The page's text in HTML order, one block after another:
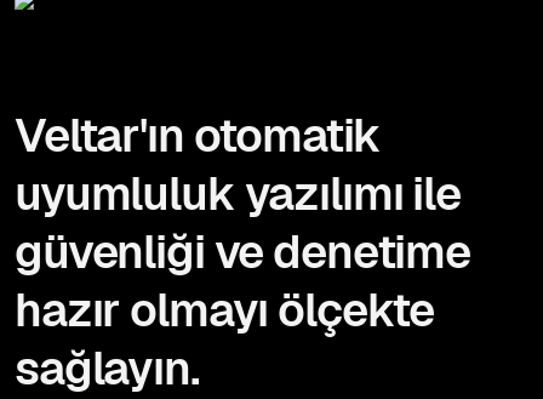
Veltar'ın otomatik
uyumluluk yazılımı ile
güvenliği ve denetime
hazır olmayı ölçekte
sağlayın.